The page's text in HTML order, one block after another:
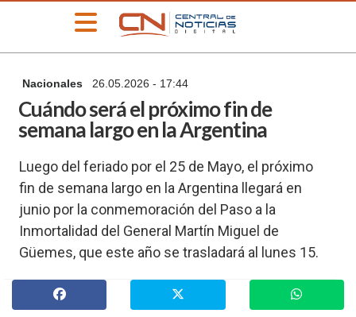
PORTADA
Deportes
Educación
Información
General
Nacionales
Nacionales 26.05.2026 - 17:44
Cuándo será el próximo fin de
semana largo en la Argentina
Luego del feriado por el 25 de Mayo, el próximo
fin de semana largo en la Argentina llegará en
junio por la conmemoración del Paso a la
Inmortalidad del General Martín Miguel de
Güemes, que este año se trasladará al lunes 15.